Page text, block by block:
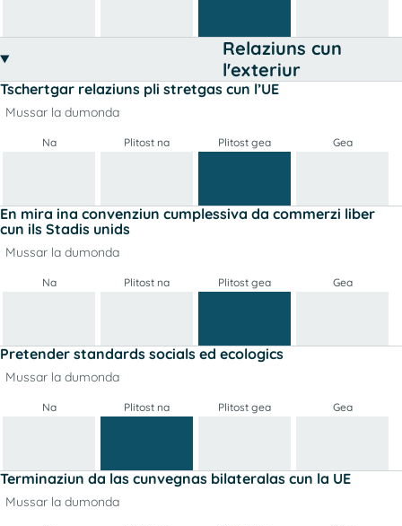
Relaziuns cun
l'exteriur
Tschertgar relaziuns pli stretgas cun l’UE
Mussar la dumonda
Na Plitost na Plitost gea Gea
En mira ina convenziun cumplessiva da commerzi liber
cun ils Stadis unids
Mussar la dumonda
Na Plitost na Plitost gea Gea
Pretender standards socials ed ecologics
Mussar la dumonda
Na Plitost na Plitost gea Gea
Terminaziun da las cunvegnas bilateralas cun la UE
Mussar la dumonda